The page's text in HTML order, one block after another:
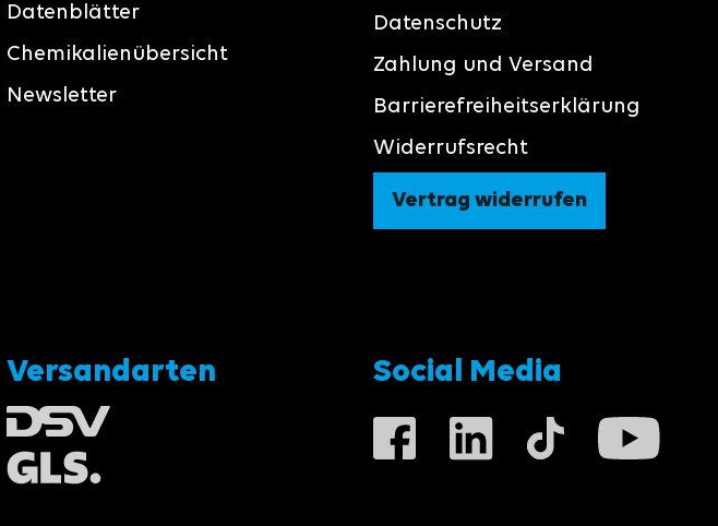
Datenblätter
Chemikalienübersicht
Newsletter
Datenschutz
Zahlung und Versand
Barrierefreiheitserklärung
Widerrufsrecht
Vertrag widerrufen
Versandarten Social Media